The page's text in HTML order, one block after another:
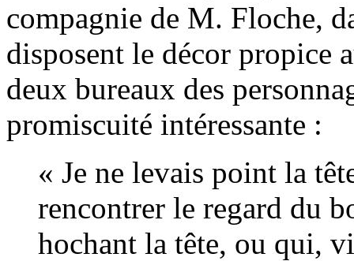
compagnie de M. Floche,
disposent le décor propice
deux bureaux des
promiscuité intéressante :
« Je ne levais point la
rencontrer le regard du
hochant la tête, ou qui,